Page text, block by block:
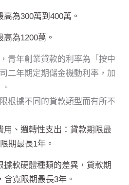
為300萬到400萬。
為1200萬。
青年創業貸款的利率為「按中
二年期定期儲金機動利率，加
根據不同的貸款類型而有所不
用、週轉性支出：貸款期限最
期最長1年。
據軟硬體種類的差異，貸款期
含寬限期最長3年。